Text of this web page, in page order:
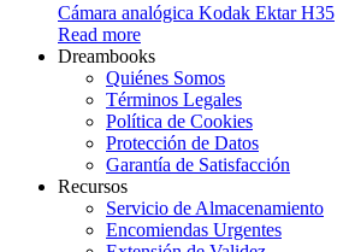
Cámara analógica Kodak Ektar H35
Read more
Dreambooks
Quiénes Somos
Términos Legales
Política de Cookies
Protección de Datos
Garantía de Satisfacción
Recursos
Servicio de Almacenamiento
Encomiendas Urgentes